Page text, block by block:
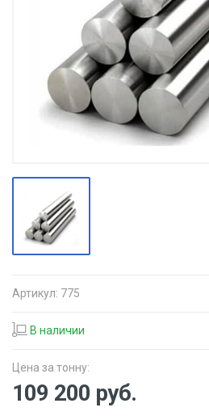
Артикул: 775
В наличии
Цена за тонну:
109 200 руб.